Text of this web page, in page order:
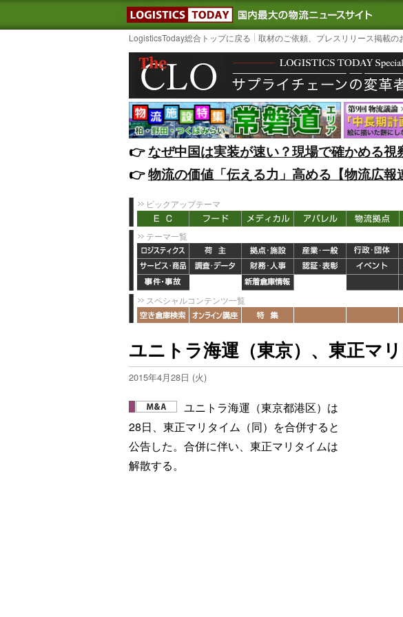
LOGISTICS TODAY｜国内最大の
LogisticsToday総合トップに戻る 取材のご依頼、プレスリリース掲載の
👉️なぜ中国は実装が速い？現場で確かめる視
👉️物流の価値「伝える力」高める【物流広報
ピックアップテーマ
テーマ一覧
スペシャルコンテンツ一覧
ユニトラ海運（東京）、東正マ
2015年4月28日 (火)
ユニトラ海運（東京都港区）は
28日、東正マリタイム（同）を合併すると
公告した。合併に伴い、東正マリタイムは
解散する。